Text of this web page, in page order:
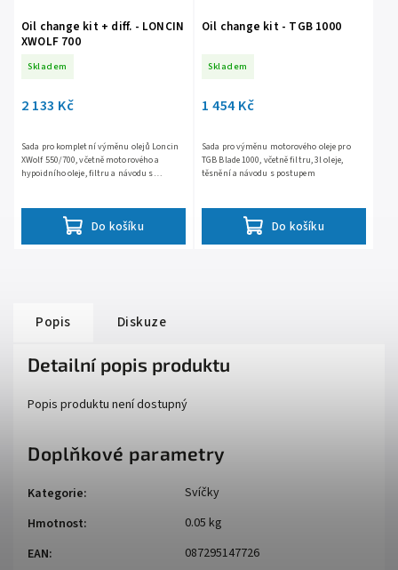
Oil change kit + diff. - LONCIN
XWOLF 700
Skladem
2 133 Kč
Do košíku
Sada pro kompletní výměnu olejů Loncin
XWolf 550/700, včetně motorového a
hypoidního oleje, filtru a návodu s
Oil change kit - TGB 1000
Skladem
1 454 Kč
Do košíku
Sada pro výměnu motorového oleje pro
TGB Blade 1000, včetně filtru, 3l oleje,
těsnění a návodu s postupem
Popis Diskuze
Detailní popis produktu
Popis produktu není dostupný
Doplňkové parametry
Kategorie:
Svíčky
Hmotnost:
0.05 kg
EAN: 087295147726